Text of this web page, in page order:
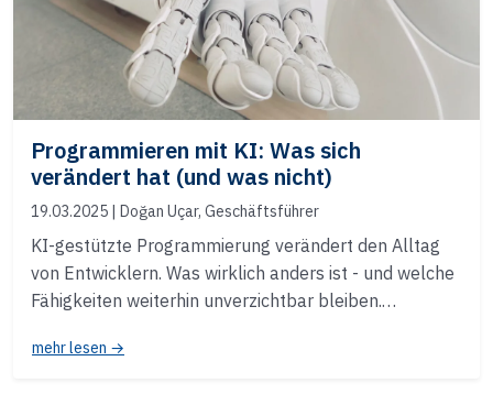
Programmieren mit KI: Was sich
verändert hat (und was nicht)
19.03.2025 | Doğan Uçar, Geschäftsführer
KI-gestützte Programmierung verändert den Alltag
von Entwicklern. Was wirklich anders ist - und welche
Fähigkeiten weiterhin unverzichtbar bleiben.…
mehr lesen →